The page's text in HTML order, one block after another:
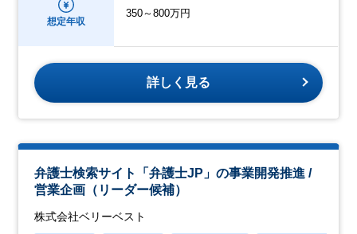
想定年収
350～800万円
詳しく見る
弁護士検索サイト「弁護士JP」の事業開発推進 /
営業企画（リーダー候補）
株式会社ベリーベスト